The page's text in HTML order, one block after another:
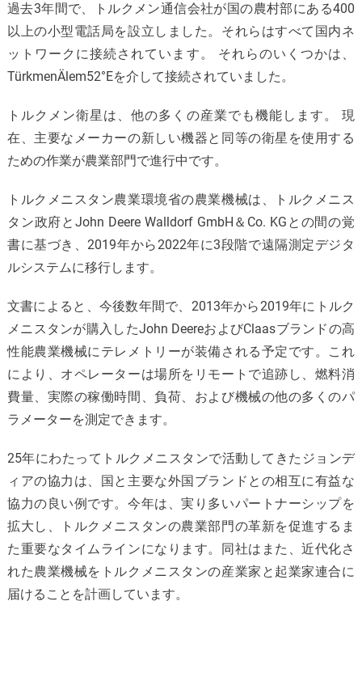
過去3年間で、トルクメン通信会社が国の農村部にある400
以上の小型電話局を設立しました。それらはすべて国内ネ
ットワークに接続されています。 それらのいくつかは、
TürkmenÄlem52°Eを介して接続されていました。
トルクメン衛星は、他の多くの産業でも機能します。 現
在、主要なメーカーの新しい機器と同等の衛星を使用する
ための作業が農業部門で進行中です。
トルクメニスタン農業環境省の農業機械は、トルクメニス
タン政府とJohn Deere Walldorf GmbH＆Co. KGとの間の覚
書に基づき、2019年から2022年に3段階で遠隔測定デジタ
ルシステムに移行します。
文書によると、今後数年間で、2013年から2019年にトルク
メニスタンが購入したJohn DeereおよびClaasブランドの高
性能農業機械にテレメトリーが装備される予定です。これ
により、オペレーターは場所をリモートで追跡し、燃料消
費量、実際の稼働時間、負荷、および機械の他の多くのパ
ラメーターを測定できます。
25年にわたってトルクメニスタンで活動してきたジョンデ
ィアの協力は、国と主要な外国ブランドとの相互に有益な
協力の良い例です。今年は、実り多いパートナーシップを
拡大し、トルクメニスタンの農業部門の革新を促進するま
た重要なタイムラインになります。同社はまた、近代化さ
れた農業機械をトルクメニスタンの産業家と起業家連合に
届けることを計画しています。